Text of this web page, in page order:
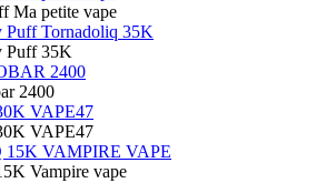
Ma petite vape
Puff Tornadoliq 35K
Puff 35K
2400
2400
VAPE47
VAPE47
15K VAMPIRE VAPE
Vampire vape